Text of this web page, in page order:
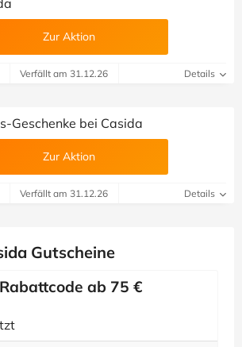
Zur Aktion
Verfällt am 31.12.26 Details
Geschenke bei Casida
Zur Aktion
Verfällt am 31.12.26 Details
Gutscheine
ab 75 €